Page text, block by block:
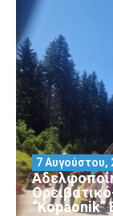
“Kopaonik”
7 Αυγούστου,